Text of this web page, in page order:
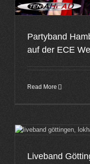
Partyband
auf der ECE
Read More
Liveband